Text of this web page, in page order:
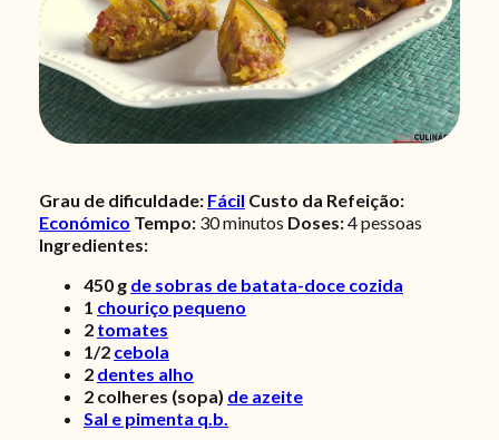
Grau de dificuldade: Fácil Custo da Refeição:
Económico Tempo: 30 minutos Doses:4pessoas
Ingredientes:
450 g de sobras de batata-doce cozida
1 chouriço pequeno
2 tomates
1/2 cebola
2 dentes alho
2 colheres (sopa) de azeite
Sal e pimenta q.b.